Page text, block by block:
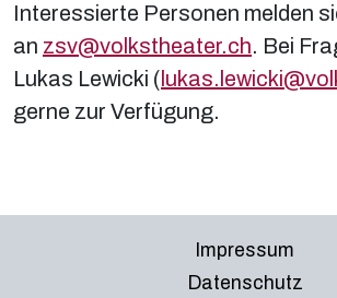
Interessierte Personen melden
an zsv@volkstheater.ch. Bei
Lukas Lewicki (
gerne zur Verfügung.
Impressum
Datenschutz